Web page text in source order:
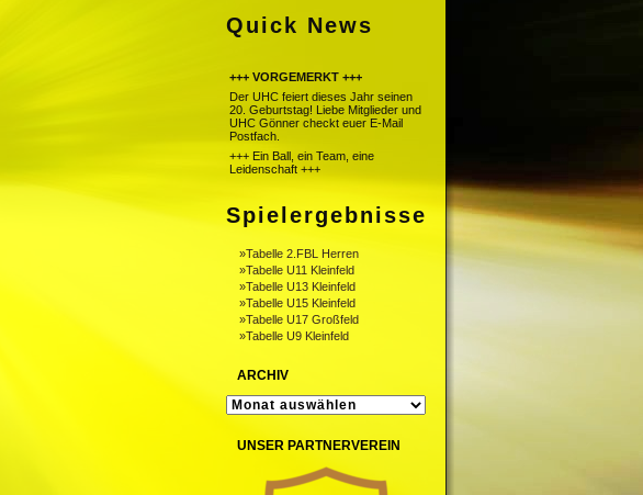
Quick News
+++ VORGEMERKT +++
Der UHC feiert dieses Jahr seinen
20. Geburtstag! Liebe Mitglieder und
UHC Gönner checkt euer E-Mail
Postfach.
+++ Ein Ball, ein Team, eine
Leidenschaft +++
Spielergebnisse
»Tabelle 2.FBL Herren
»Tabelle U11 Kleinfeld
»Tabelle U13 Kleinfeld
»Tabelle U15 Kleinfeld
»Tabelle U17 Großfeld
»Tabelle U9 Kleinfeld
ARCHIV
ARCHIV
UNSER PARTNERVEREIN